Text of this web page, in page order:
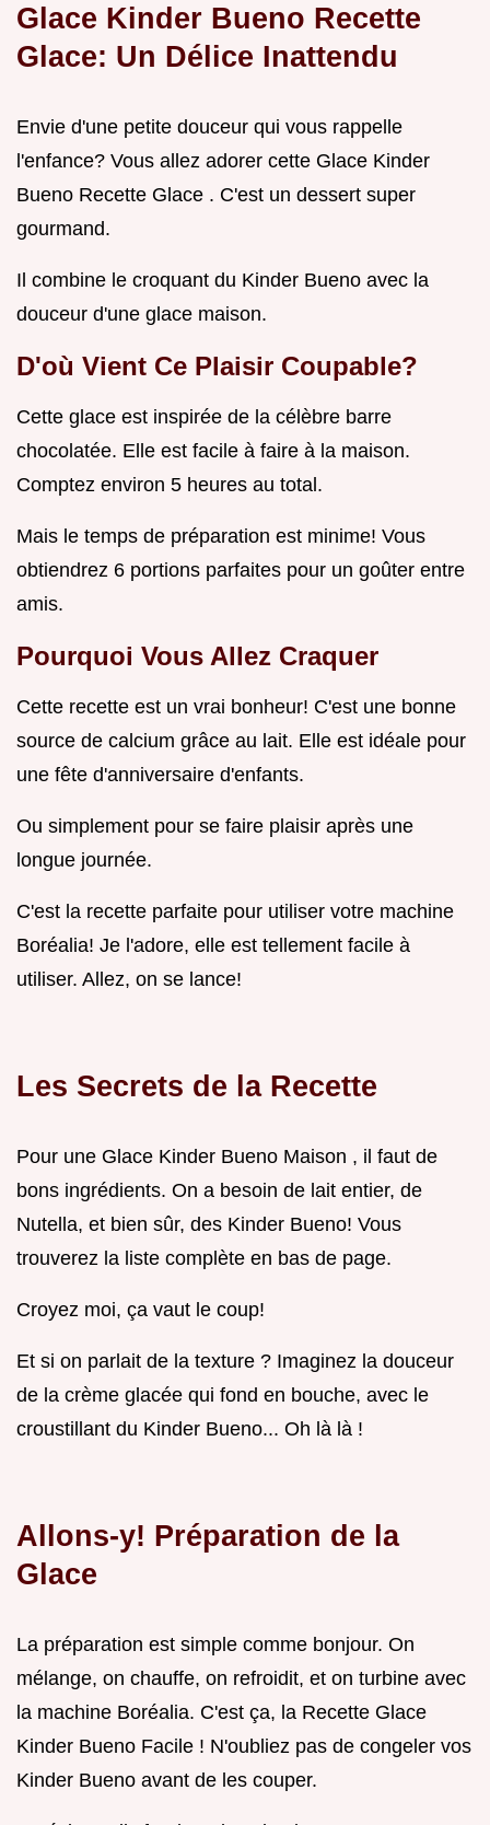
Glace Kinder Bueno Recette
Glace: Un Délice Inattendu
Envie d'une petite douceur qui vous rappelle
l'enfance? Vous allez adorer cette Glace Kinder
Bueno Recette Glace . C'est un dessert super
gourmand.
Il combine le croquant du Kinder Bueno avec la
douceur d'une glace maison.
D'où Vient Ce Plaisir Coupable?
Cette glace est inspirée de la célèbre barre
chocolatée. Elle est facile à faire à la maison.
Comptez environ 5 heures au total.
Mais le temps de préparation est minime! Vous
obtiendrez 6 portions parfaites pour un goûter entre
amis.
Pourquoi Vous Allez Craquer
Cette recette est un vrai bonheur! C'est une bonne
source de calcium grâce au lait. Elle est idéale pour
une fête d'anniversaire d'enfants.
Ou simplement pour se faire plaisir après une
longue journée.
C'est la recette parfaite pour utiliser votre machine
Boréalia! Je l'adore, elle est tellement facile à
utiliser. Allez, on se lance!
Les Secrets de la Recette
Pour une Glace Kinder Bueno Maison , il faut de
bons ingrédients. On a besoin de lait entier, de
Nutella, et bien sûr, des Kinder Bueno! Vous
trouverez la liste complète en bas de page.
Croyez moi, ça vaut le coup!
Et si on parlait de la texture ? Imaginez la douceur
de la crème glacée qui fond en bouche, avec le
croustillant du Kinder Bueno... Oh là là !
Allons-y! Préparation de la
Glace
La préparation est simple comme bonjour. On
mélange, on chauffe, on refroidit, et on turbine avec
la machine Boréalia. C'est ça, la Recette Glace
Kinder Bueno Facile ! N'oubliez pas de congeler vos
Kinder Bueno avant de les couper.